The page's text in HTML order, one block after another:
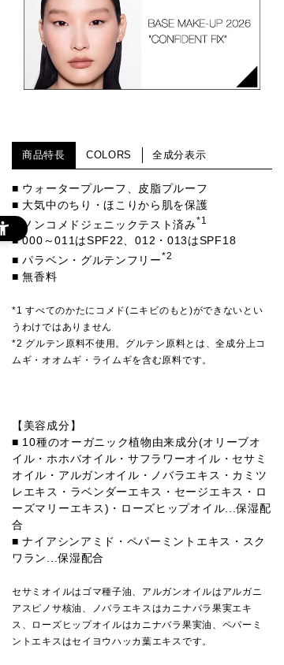
商品特長 COLORS 全成分表示
■ ウォータープルーフ、皮脂プルーフ
■ 大気中のちり・ほこりから肌を保護
■ ノンコメドジェニックテスト済み*1
■ 000～011はSPF22、012・013はSPF18
■ パラベン・グルテンフリー*2
■ 無香料
*1 すべてのかたにコメド(ニキビのもと)ができないとい
うわけではありません
*2 グルテン原料不使用。グルテン原料とは、全成分上コ
ムギ・オオムギ・ライムギを含む原料です。
【美容成分】
■ 10種のオーガニック植物由来成分(オリーブオ
イル・ホホバオイル・サフラワーオイル・セサミ
オイル・アルガンオイル・ノバラエキス・カミツ
レエキス・ラベンダーエキス・セージエキス・ロ
ーズマリーエキス)・ローズヒップオイル...保湿配
合
■ ナイアシンアミド・ペパーミントエキス・スク
ワラン...保湿配合
セサミオイルはゴマ種子油、アルガンオイルはアルガニ
アスピノサ核油、ノバラエキスはカニナバラ果実エキ
ス、ローズヒップオイルはカニナバラ果実油、ペパーミ
ントエキスはセイヨウハッカ葉エキスです。